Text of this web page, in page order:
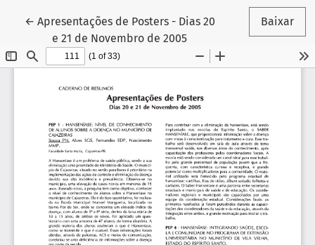
← Voltar aos Detalhes do Artigo
Apresentações de Posters - Dias 20
e 21 de Novembro de 2005
Baixar